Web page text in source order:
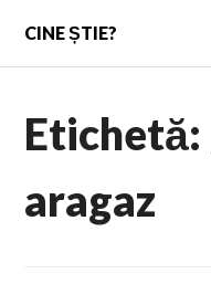
content
CINE ȘTIE?
Etichetă:
aragaz